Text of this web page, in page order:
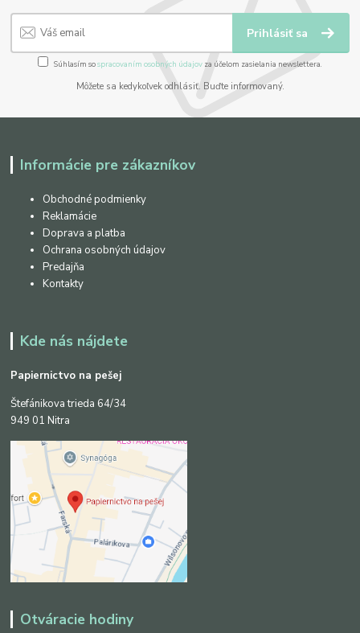
Prihlásiť sa
Súhlasím sospracovaním osobných údajov za účelom zasielania newslettera.
Môžete sa kedykoľvek odhlásiť. Buďte informovaný.
Informácie pre zákazníkov
Obchodné podmienky
Reklamácie
Doprava a platba
Ochrana osobných údajov
Predajňa
Kontakty
Kde nás nájdete
Papiernictvo na pešej
Štefánikova trieda 64/34
949 01 Nitra
Otváracie hodiny